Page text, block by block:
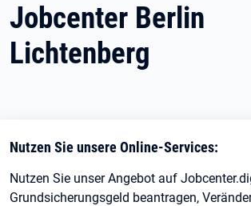
Jobcenter Berlin
Lichtenberg
Nutzen Sie unsere Online-Services:
Nutzen Sie unser Angebot auf
Grundsicherungsgeld beantragen,